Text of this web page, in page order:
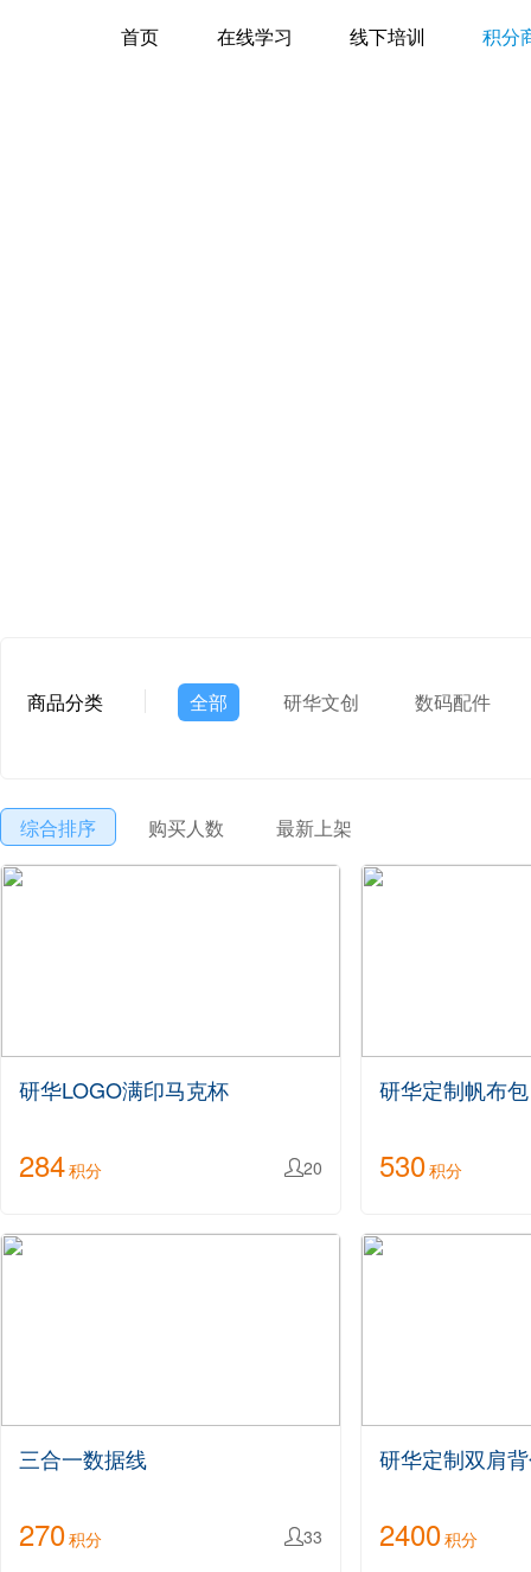
首页 在线学习 线下培训 积分
商品分类 全部 研华文创 数码配件
综合排序 购买人数 最新上架
研华LOGO满印马克杯
284积分 20
研华定制帆布包
530积分
三合一数据线
270积分 33
研华定制双肩
2400积分